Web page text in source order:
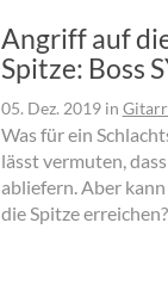
Angriff auf
Spitze: Boss
05. Dez. 2019in
Was für ein
lässt vermuten,
abliefern. Aber
die Spitze erreichen?